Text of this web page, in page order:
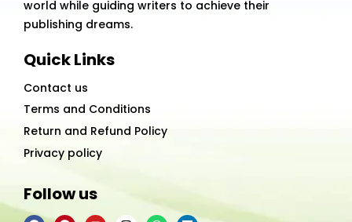
world while guiding writers to achieve their
publishing dreams.
Quick Links
Contact us
Terms and Conditions
Return and Refund Policy
Privacy policy
Follow us